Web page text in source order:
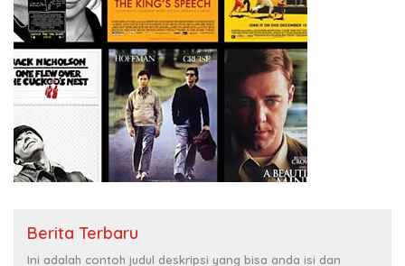
Berita Terbaru
Ini adalah contoh judul deskripsi yang bisa anda isi dan